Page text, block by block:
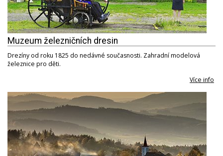
Muzeum železničních dresin
Drezíny od roku 1825 do nedávné současnosti. Zahradní modelová
železnice pro děti.
Více info